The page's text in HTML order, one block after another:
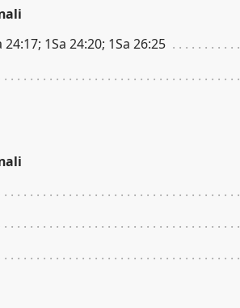
24:17; 1Sa 24:20; 1Sa 26:25